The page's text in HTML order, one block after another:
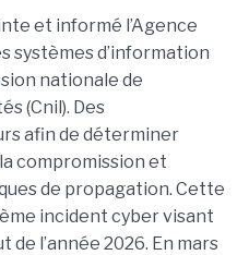
et informé l’Agence
systèmes d’information
nationale de
(Cnil). Des
afin de déterminer
compromission et
de propagation. Cette
incident cyber visant
l’année 2026. En mars